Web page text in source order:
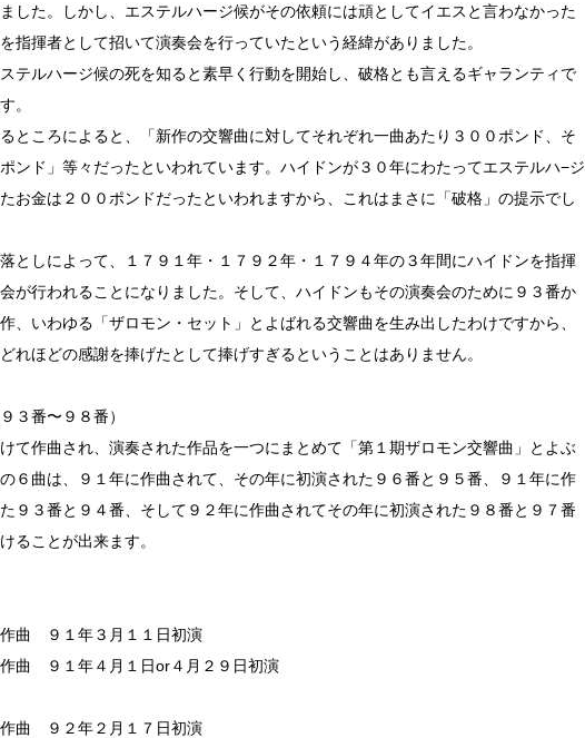
した。しかし、エステルハージ候がその依頼には頑としてイエスと言わなかった
指揮者として招いて演奏会を行っていたという経緯がありました。
テルハージ候の死を知ると素早く行動を開始し、破格とも言えるギャランティで
。
ところによると、「新作の交響曲に対してそれぞれ一曲あたり３００ポンド、そ
ンド」等々だったといわれています。ハイドンが３０年にわたってエステルハ−ジ
お金は２００ポンドだったといわれますから、これはまさに「破格」の提示でし
としによって、１７９１年・１７９２年・１７９４年の３年間にハイドンを指揮
が行われることになりました。そして、ハイドンもその演奏会のために９３番か
、いわゆる「ザロモン・セット」とよばれる交響曲を生み出したわけですから、
れほどの感謝を捧げたとして捧げすぎるということはありません。
３番〜９８番）
て作曲され、演奏された作品を一つにまとめて「第１期ザロモン交響曲」とよぶ
６曲は、９１年に作曲されて、その年に初演された９６番と９５番、９１年に作
９３番と９４番、そして９２年に作曲されてその年に初演された９８番と９７番
ることが出来ます。
作曲 ９１年３月１１日初演
９１年４月１日or４月２９日初演
９２年２月１７日初演